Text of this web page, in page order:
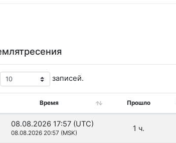
записей.
Время Прошло
08.08.2026 17:57 (UTC)
08.08.2026 20:57 (MSK) 1 ч.